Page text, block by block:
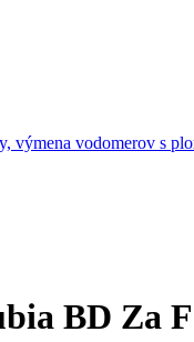
výmena vodomerov s
BD Za